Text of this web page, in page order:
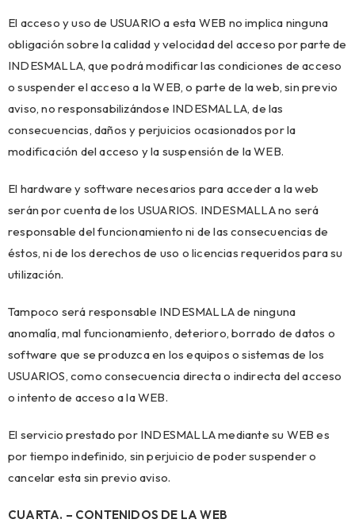
El acceso y uso de USUARIO a esta WEB no implica ninguna
obligación sobre la calidad y velocidad del acceso por parte de
INDESMALLA, que podrá modificar las condiciones de acceso
o suspender el acceso a la WEB, o parte de la web, sin previo
aviso, no responsabilizándose INDESMALLA, de las
consecuencias, daños y perjuicios ocasionados por la
modificación del acceso y la suspensión de la WEB.
El hardware y software necesarios para acceder a la web
serán por cuenta de los USUARIOS. INDESMALLA no será
responsable del funcionamiento ni de las consecuencias de
éstos, ni de los derechos de uso o licencias requeridos para su
utilización.
Tampoco será responsable INDESMALLA de ninguna
anomalía, mal funcionamiento, deterioro, borrado de datos o
software que se produzca en los equipos o sistemas de los
USUARIOS, como consecuencia directa o indirecta del acceso
o intento de acceso a la WEB.
El servicio prestado por INDESMALLA mediante su WEB es
por tiempo indefinido, sin perjuicio de poder suspender o
cancelar esta sin previo aviso.
CUARTA. – CONTENIDOS DE LA WEB